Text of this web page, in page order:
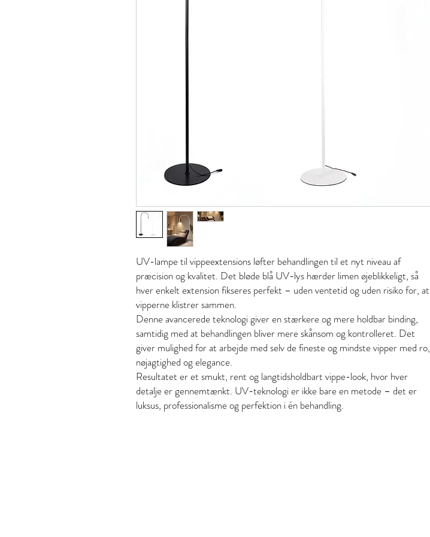
UV-lampe til vippeextensions løfter behandlingen til et nyt niveau af
præcision og kvalitet. Det bløde blå UV-lys hærder limen øjeblikkeligt, så
hver enkelt extension fikseres perfekt – uden ventetid og uden risiko for, at
vipperne klistrer sammen.
Denne avancerede teknologi giver en stærkere og mere holdbar binding,
samtidig med at behandlingen bliver mere skånsom og kontrolleret. Det
giver mulighed for at arbejde med selv de fineste og mindste vipper med ro,
nøjagtighed og elegance.
Resultatet er et smukt, rent og langtidsholdbart vippe-look, hvor hver
detalje er gennemtænkt. UV-teknologi er ikke bare en metode – det er
luksus, professionalisme og perfektion i én behandling.